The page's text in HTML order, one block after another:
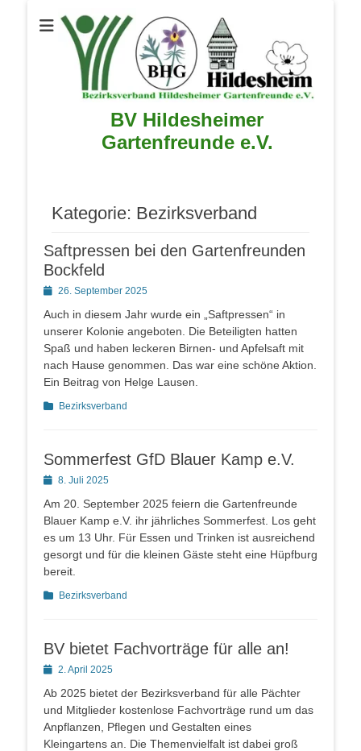
BV Hildesheimer
Gartenfreunde e.V.
Kategorie: Bezirksverband
Saftpressen bei den Gartenfreunden
Bockfeld
Posted26. September 2025
Auch in diesem Jahr wurde ein „Saftpressen“ in
unserer Kolonie angeboten. Die Beteiligten hatten
Spaß und haben leckeren Birnen- und Apfelsaft mit
nach Hause genommen. Das war eine schöne Aktion.
Ein Beitrag von Helge Lausen.
Kategorien
Bezirksverband
Sommerfest GfD Blauer Kamp e.V.
Posted8. Juli 2025
Am 20. September 2025 feiern die Gartenfreunde
Blauer Kamp e.V. ihr jährliches Sommerfest. Los geht
es um 13 Uhr. Für Essen und Trinken ist ausreichend
gesorgt und für die kleinen Gäste steht eine Hüpfburg
bereit.
Kategorien
Bezirksverband
BV bietet Fachvorträge für alle an!
Posted2. April 2025
Ab 2025 bietet der Bezirksverband für alle Pächter
und Mitglieder kostenlose Fachvorträge rund um das
Anpflanzen, Pflegen und Gestalten eines
Kleingartens an. Die Themenvielfalt ist dabei groß